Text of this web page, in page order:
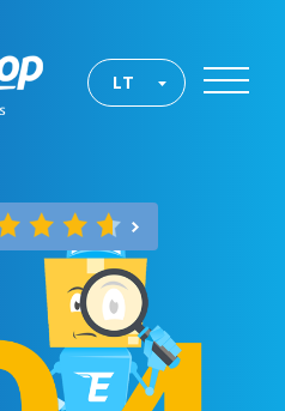
LT